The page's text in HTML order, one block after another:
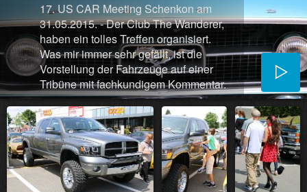
17. US CAR Meeting Schenkon am
31.05.2015. - Der Club The Wanderer,
haben ein tolles Treffen organisiert.
Was mir immer sehr gefällt, ist die
Vorstellung der Fahrzeuge auf einer
Tribüne mit fachkundigem Kommentar.